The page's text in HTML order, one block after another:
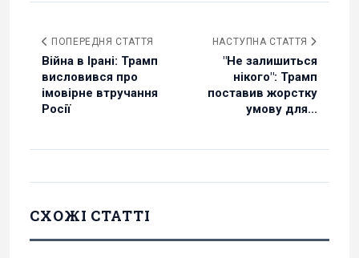
ПОПЕРЕДНЯ СТАТТЯ
Війна в Ірані: Трамп
висловився про
імовірне втручання
Росії
НАСТУПНА СТАТТЯ
"Не залишиться
нікого": Трамп
поставив жорстку
умову для...
СХОЖІ СТАТТІ